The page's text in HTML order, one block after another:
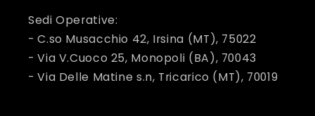
Sedi Operative:
- C.so Musacchio 42, Irsina (MT), 75022
- Via V.Cuoco 25, Monopoli (BA), 70043
- Via Delle Matine s.n, Tricarico (MT), 70019